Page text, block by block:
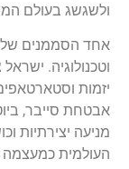
ולשגשג בעולם
אחד הסממנים של
וטכנולוגיה.
יזמות
אבטחת סייבר,
מניעה יצירתיות
העולמית כמעצמה